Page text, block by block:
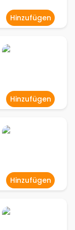
Hinzufügen
Hinzufügen
Hinzufügen